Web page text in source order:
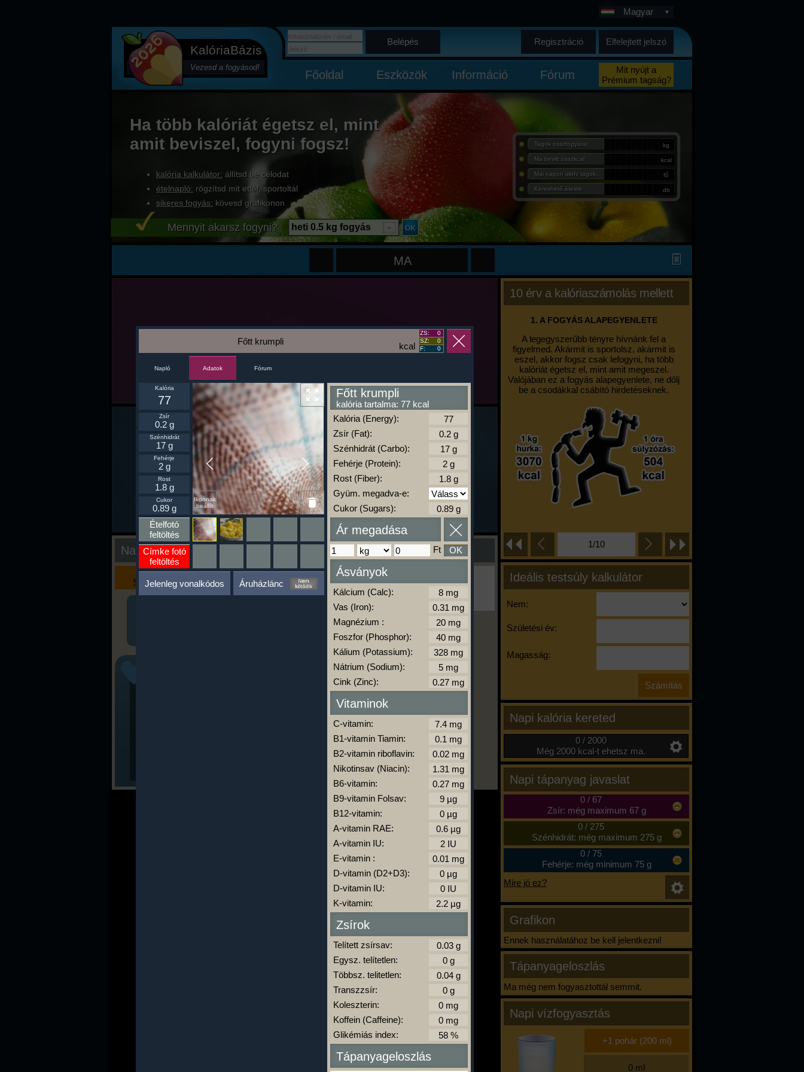
KalóriaBázis
Vezesd a fogyásod!
Magyar
Belépés Regisztráció Elfelejtett jelszó
Főoldal Eszközök Információ Fórum
Mit nyújt a
Prémium tagság?
Ha több kalóriát égetsz el, mint
amit beviszel, fogyni fogsz!
kalória kalkulátor: állítsd be célodat
ételnapló: rögzítsd mit ettél, sportoltál
sikeres fogyás: kövesd grafikonon
Tagok összfogyása: kg
Ma bevitt összkcal: kcal
Mai napon aktív tagok: fő
Kereshető ételek: db
Mennyit akarsz fogyni? heti 0.5 kg fogyás
MA
10 érv a kalóriaszámolás mellett
1. A FOGYÁS ALAPEGYENLETE
A legegyszerűbb tényre hívnánk fel a
figyelmed. Akármit is sportolsz, akármit is
eszel, akkor fogsz csak lefogyni, ha több
kalóriát égetsz el, mint amit megeszel.
Valójában ez a fogyás alapegyenlete, ne dőlj
be a csodákkal csábító hirdetéseknek.
1/10
Ideális testsúly kalkulátor
Nem:
Születési év:
Magasság:
Napi kalória kereted
0 / 2000
Még 2000 kcal-t ehetsz ma.
Napi tápanyag javaslat
0/ 67
Zsír: még maximum 67 g
0/ 275
Szénhidrát: még maximum 275 g
0/ 75
Fehérje: még minimum 75 g
Mire jó ez?
Grafikon
Ennek használatához be kell jelentkezni!
Tápanyageloszlás
Ma még nem fogyasztottál semmit.
Napi vízfogyasztás
Nap kiértékelése
Kalória
Szimulátor
Szöveges
Értékelés
Ha ma már nem eszel/sportolsz többet,
kattints a kiértékelésre!
A Kalória Szimulátor Prémium funkció.
-
kcal
Főtt krumpli
ZS:
0
SZ:
0
F:
0
Napló Adatok Fórum
Ikonnak
beállít
Kalória
77
Zsír
0.2 g
Szénhidrát
17 g
Fehérje
2 g
Rost
1.8 g
Cukor
0.89 g
Ételfotó
feltöltés
Címke fotó
feltöltés
Jelenleg vonalkódos Áruházlánc
Főtt krumpli
kalória tartalma: 77 kcal
Kalória (Energy):
Zsír (Fat):
Szénhidrát (Carbo):
Fehérje (Protein):
Rost (Fiber):
Gyüm. megadva-e:
Cukor (Sugars):
Ár megadása
Ft OK
Ásványok
Kálcium (Calc):
Vas (Iron):
Magnézium :
Foszfor (Phosphor):
Kálium (Potassium):
Nátrium (Sodium):
Cink (Zinc):
Vitaminok
C-vitamin:
B1-vitamin Tiamin:
B2-vitamin riboflavin:
Nikotinsav (Niacin):
B6-vitamin:
B9-vitamin Folsav:
B12-vitamin:
A-vitamin RAE:
A-vitamin IU:
E-vitamin :
D-vitamin (D2+D3):
D-vitamin IU:
K-vitamin:
Zsírok
Telített zsírsav:
Egysz. telítetlen:
Többsz. telitetlen:
Transzzsír:
Koleszterin:
Koffein (Caffeine):
Glikémiás index:
Tápanyageloszlás